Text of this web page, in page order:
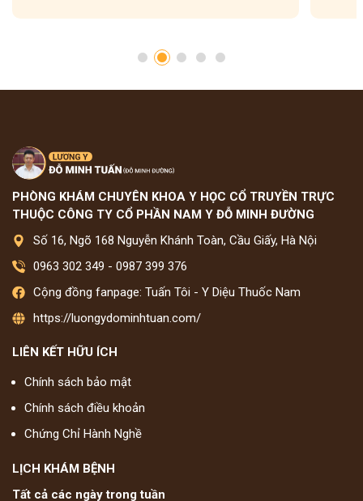
PHÒNG KHÁM CHUYÊN KHOA Y HỌC CỔ TRUYỀN TRỰC
THUỘC CÔNG TY CỔ PHẦN NAM Y ĐỖ MINH ĐƯỜNG
Số 16, Ngõ 168 Nguyễn Khánh Toàn, Cầu Giấy, Hà Nội
0963 302 349 - 0987 399 376
Cộng đồng fanpage: Tuấn Tôi - Y Diệu Thuốc Nam
https://luongydominhtuan.com/
LIÊN KẾT HỮU ÍCH
Chính sách bảo mật
Chính sách điều khoản
Chứng Chỉ Hành Nghề
LỊCH KHÁM BỆNH
Tất cả các ngày trong tuần